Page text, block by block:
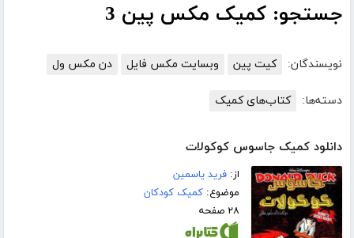
جستجو: کمیک مکس پین 3
نویسندگان: کیت پین وبسایت مکس فایل دن مکس ول
دسته‌ها: کتاب‌های کمیک
دانلود کمیک جاسوس کوکولات
از:فرید یاسمین
موضوع:کمیک کودکان
۲۸ صفحه